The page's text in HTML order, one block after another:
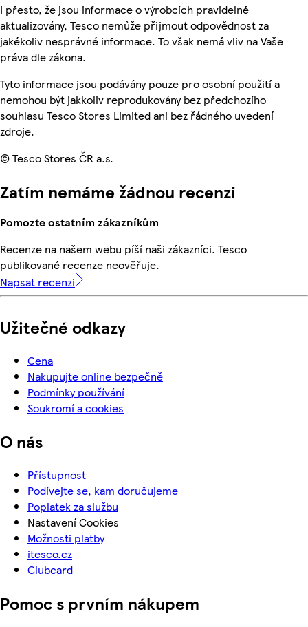
I přesto, že jsou informace o výrobcích pravidelně
aktualizovány, Tesco nemůže přijmout odpovědnost za
jakékoliv nesprávné informace. To však nemá vliv na Vaše
práva dle zákona.
Tyto informace jsou podávány pouze pro osobní použití a
nemohou být jakkoliv reprodukovány bez předchozího
souhlasu Tesco Stores Limited ani bez řádného uvedení
zdroje.
© Tesco Stores ČR a.s.
Zatím nemáme žádnou recenzi
Pomozte ostatním zákazníkům
Recenze na našem webu píší naši zákazníci. Tesco
publikované recenze neověřuje.
Napsat recenzi
Užitečné odkazy
Cena
Nakupujte online bezpečně
Podmínky používání
Soukromí a cookies
O nás
Přístupnost
Podívejte se, kam doručujeme
Poplatek za službu
Nastavení Cookies
Možnosti platby
itesco.cz
Clubcard
Pomoc s prvním nákupem